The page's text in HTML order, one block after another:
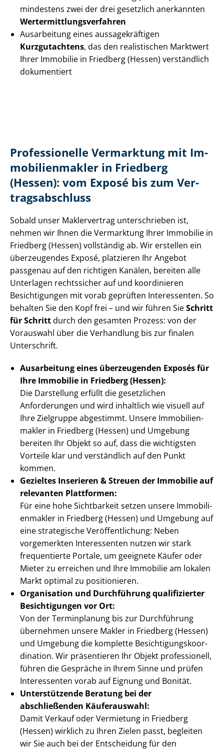
mindestens zwei der drei gesetzlich anerkannten
Wert­ermitt­lungs­ver­fah­ren
Ausarbeitung eines aus­sa­ge­kräf­ti­gen
Kurzgutachtens, das den realistischen Marktwert
Ihrer Immobilie in Friedberg (Hessen) verständlich
dokumentiert
Professionelle Vermarktung mit Im­
mo­bi­li­en­mak­ler in Friedberg
(Hessen): vom Exposé bis zum Ver­
trags­ab­schluss
Sobald unser Maklervertrag unterschrieben ist,
nehmen wir Ihnen die Vermarktung Ihrer Immobilie in
Friedberg (Hessen) vollständig ab. Wir erstellen ein
überzeugendes Exposé, platzieren Ihr Angebot
passgenau auf den richtigen Kanälen, bereiten alle
Unterlagen rechtssicher auf und koordinieren
Besichtigungen mit vorab geprüften Interessenten. So
behalten Sie den Kopf frei – und wir führen SieSchritt
für Schrittdurch den gesamten Prozess: von der
Vorauswahl über die Verhandlung bis zur finalen
Unterschrift.
Ausarbeitung eines überzeugenden Exposés für
Ihre Immobilie in Friedberg (Hessen):
Die Darstellung erfüllt die gesetzlichen
Anforderungen und wird inhaltlich wie visuell auf
Ihre Zielgruppe abgestimmt. Unsere Im­mo­bi­li­en­
mak­ler in Friedberg (Hessen) und Umgebung
bereiten Ihr Objekt so auf, dass die wichtigsten
Vorteile klar und verständlich auf den Punkt
kommen.
Gezieltes Inserieren & Streuen der Immobilie auf
relevanten Plattformen:
Für eine hohe Sichtbarkeit setzen unsere Im­mo­bi­li­
en­mak­ler in Friedberg (Hessen) und Umgebung auf
eine strategische Ver­öf­fent­li­chung: Neben
vorgemerkten Interessenten nutzen wir stark
frequentierte Portale, um geeignete Käufer oder
Mieter zu erreichen und Ihre Immobilie am lokalen
Markt optimal zu positionieren.
Organisation und Durchführung qualifizierter
Besichtigungen vor Ort:
Von der Terminplanung bis zur Durchführung
übernehmen unsere Makler in Friedberg (Hessen)
und Umgebung die komplette Be­sich­ti­gungs­ko­or­
di­na­ti­on. Wir präsentieren Ihr Objekt professionell,
führen die Gespräche in Ihrem Sinne und prüfen
Interessenten vorab auf Eignung und Bonität.
Unterstützende Beratung bei der
abschließenden Käuferauswahl:
Damit Verkauf oder Vermietung in Friedberg
(Hessen) wirklich zu Ihren Zielen passt, begleiten
wir Sie auch bei der Entscheidung für den